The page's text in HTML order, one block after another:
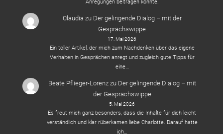
Anregungen beitragen konnte.
Claudia zu Der gelingende Dialog – mit der
Gesprächswippe
17. Mai 2026
Ein toller Artikel, der mich zum Nachdenken über das eigene
Verhalten in Gesprächen anregt und zugleich gute Tipps für
eine…
Beate Pflieger-Lorenzzu Der gelingende Dialog – mit
der Gesprächswippe
5. Mai 2026
Es freut mich ganz besonders, dass die Inhalte für dich leicht
verständlich und klar rüberkamen liebe Charlotte. Darauf hatte
ich…